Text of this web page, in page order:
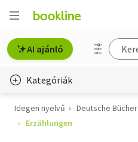
AI ajánló
Kategóriák
Életmód, egészség
Idegen nyelvű Deutsche Bücher
Erzählungen